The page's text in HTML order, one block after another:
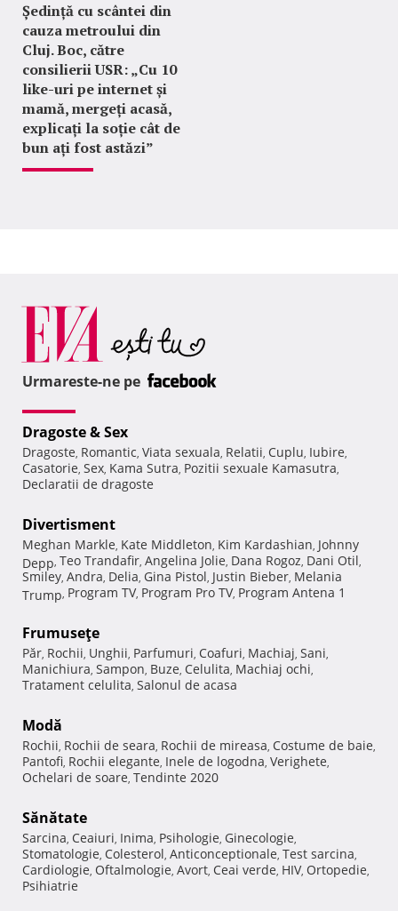
Ședință cu scântei din
cauza metroului din
Cluj. Boc, către
consilierii USR: „Cu 10
like-uri pe internet și
mamă, mergeți acasă,
explicați la soție cât de
bun ați fost astăzi”
Urmareste-ne pe
Dragoste & Sex
Dragoste, Romantic, Viata sexuala, Relatii, Cuplu, Iubire,
Casatorie, Sex, Kama Sutra, Pozitii sexuale Kamasutra,
Declaratii de dragoste
Divertisment
Meghan Markle, Kate Middleton, Kim Kardashian, Johnny
Depp, Teo Trandafir, Angelina Jolie, Dana Rogoz, Dani Otil,
Smiley, Andra, Delia, Gina Pistol, Justin Bieber, Melania
Trump, Program TV, Program Pro TV, Program Antena 1
Frumuseţe
Păr, Rochii, Unghii, Parfumuri, Coafuri, Machiaj, Sani,
Manichiura, Sampon, Buze, Celulita, Machiaj ochi,
Tratament celulita, Salonul de acasa
Modă
Rochii, Rochii de seara, Rochii de mireasa, Costume de baie,
Pantofi, Rochii elegante, Inele de logodna, Verighete,
Ochelari de soare, Tendinte 2020
Sănătate
Sarcina, Ceaiuri, Inima, Psihologie, Ginecologie,
Stomatologie, Colesterol, Anticonceptionale, Test sarcina,
Cardiologie, Oftalmologie, Avort, Ceai verde, HIV, Ortopedie,
Psihiatrie